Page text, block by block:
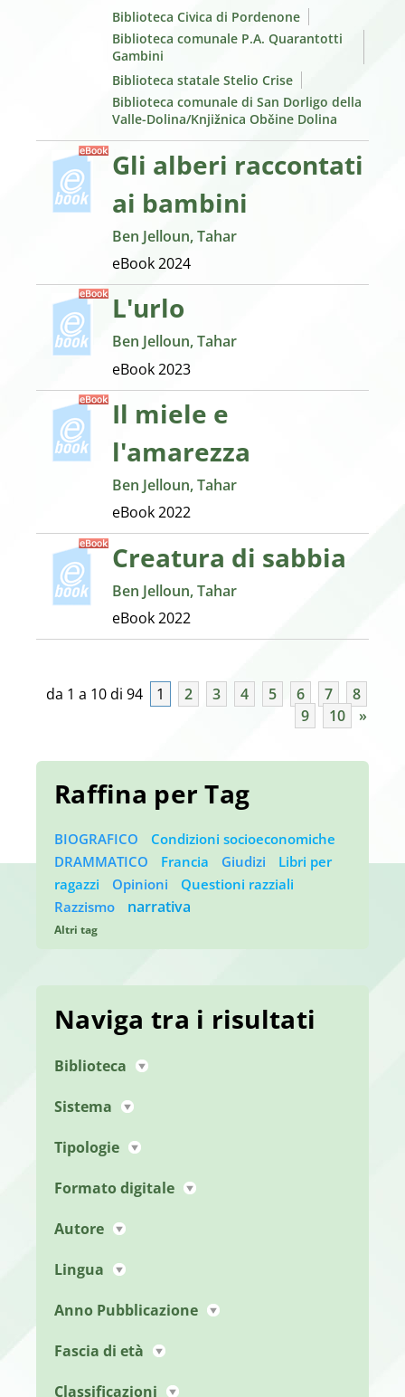
Biblioteca Civica di Pordenone
Biblioteca comunale P.A. Quarantotti
Gambini
Biblioteca statale Stelio Crise
Biblioteca comunale di San Dorligo della
Valle-Dolina/Knjižnica Občine Dolina
Gli alberi raccontati
ai bambini
Ben Jelloun, Tahar
eBook2024
L'urlo
Ben Jelloun, Tahar
eBook2023
Il miele e
l'amarezza
Ben Jelloun, Tahar
eBook2022
Creatura di sabbia
Ben Jelloun, Tahar
eBook2022
1 2 3 4 5 6 7
8
9
10
Raffina per Tag
BIOGRAFICO
Condizioni socioeconomiche
DRAMMATICO
Francia Giudizi
Libri per
ragazzi
Opinioni
Questioni razziali
Razzismo
Naviga tra i risultati